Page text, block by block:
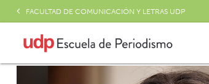
FACULTAD DE COMUNICACIÓN Y LETRAS UDP